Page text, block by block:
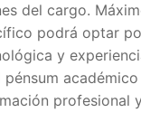
del cargo.
podrá optar
y
profesional